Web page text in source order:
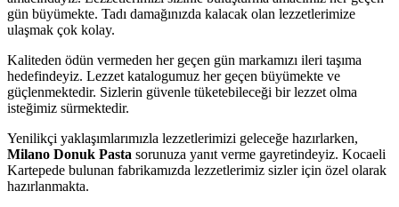
gün büyümekte. Tadı damağınızda kalacak olan lezzetlerimize
ulaşmak çok kolay.
Kaliteden ödün vermeden her geçen gün markamızı ileri taşıma
hedefindeyiz. Lezzet katalogumuz her geçen büyümekte ve
güçlenmektedir. Sizlerin güvenle tüketebileceği bir lezzet olma
isteğimiz sürmektedir.
Yenilikçi yaklaşımlarımızla lezzetlerimizi geleceğe hazırlarken,
Milano Donuk Pasta sorunuza yanıt verme gayretindeyiz. Kocaeli
Kartepede bulunan fabrikamızda lezzetlerimiz sizler için özel olarak
hazırlanmakta.